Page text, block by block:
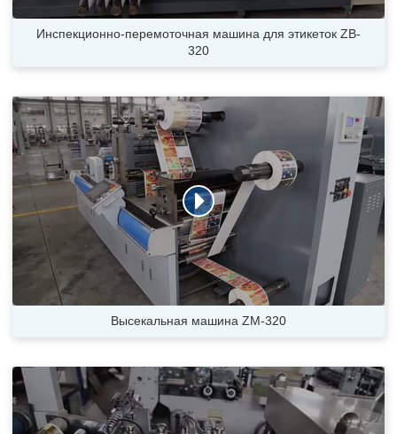
Инспекционно-перемоточная машина для этикеток ZB-
320
Высекальная машина ZM-320